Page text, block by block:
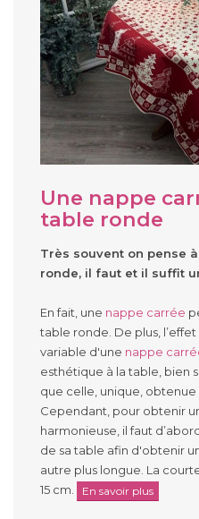
Une nappe
table ronde
Très souvent on pense
ronde, il faut et il suffit
En fait, une nappe carrée
table ronde. De plus,
variable d'une nappe
esthétique à la table, bien
que celle, unique, obtenue
Cependant, pour obtenir
harmonieuse, il faut
de sa table afin d'obtenir
autre plus longue. La
15 cm.
En savoir plus